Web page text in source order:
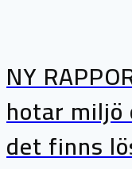
NY
hotar miljö
det finns